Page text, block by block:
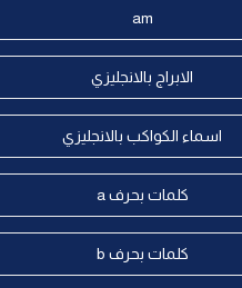
am
الابراج بالانجليزي
اسماء الكواكب بالانجليزي
كلمات بحرف a
كلمات بحرف b